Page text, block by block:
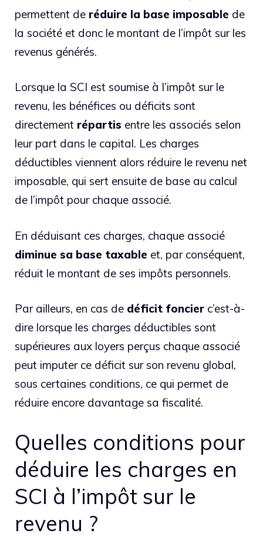
permettent de réduire la base imposable de
la société et donc le montant de l’impôt sur les
revenus générés.
Lorsque la SCI est soumise à l’impôt sur le
revenu, les bénéfices ou déficits sont
directement répartis entre les associés selon
leur part dans le capital. Les charges
déductibles viennent alors réduire le revenu net
imposable, qui sert ensuite de base au calcul
de l’impôt pour chaque associé.
En déduisant ces charges, chaque associé
diminue sa base taxable et, par conséquent,
réduit le montant de ses impôts personnels.
Par ailleurs, en cas de déficit foncier c’est-à-
dire lorsque les charges déductibles sont
supérieures aux loyers perçus chaque associé
peut imputer ce déficit sur son revenu global,
sous certaines conditions, ce qui permet de
réduire encore davantage sa fiscalité.
Quelles conditions pour
déduire les charges en
SCI à l’impôt sur le
revenu ?